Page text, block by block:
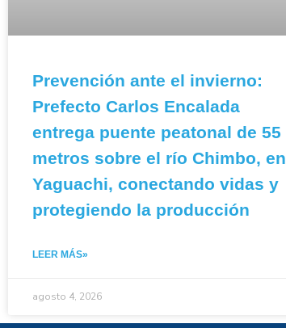
Prevención ante el invierno:
Prefecto Carlos Encalada
entrega puente peatonal de 55
metros sobre el río Chimbo, en
Yaguachi, conectando vidas y
protegiendo la producción
LEER MÁS»
agosto 4, 2026